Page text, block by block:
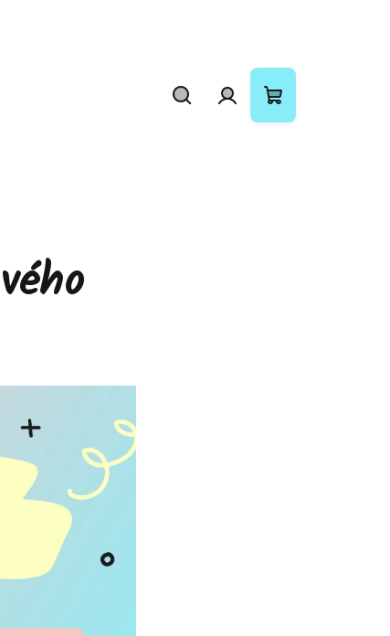
PřihlášeníNákupní